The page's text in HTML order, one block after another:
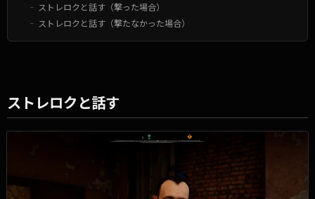
ストレロクと話す（撃った場合）
ストレロクと話す（撃たなかった場合）
ストレロクと話す